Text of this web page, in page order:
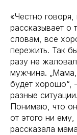
«Честно
рассказывает о
словам, все
пережить. Так
разу не
мужчина. „Мама,
будет хорошо“,
разные
Понимаю, что он
от этого ни
рассказала